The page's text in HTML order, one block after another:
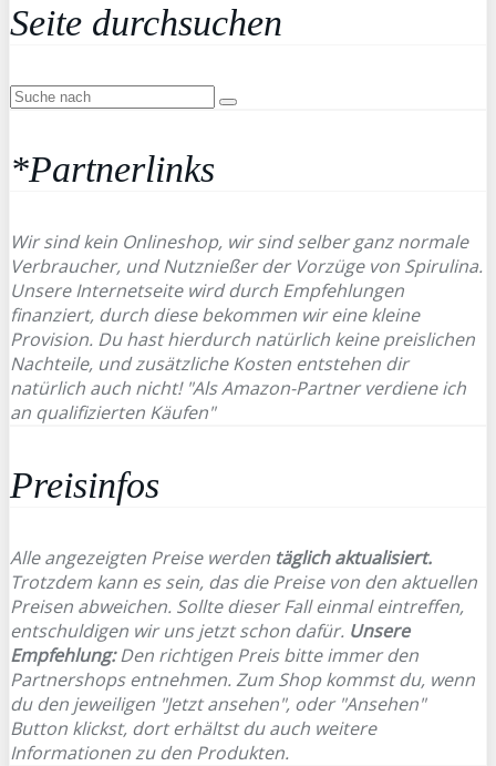
Seite durchsuchen
*Partnerlinks
Wir sind kein Onlineshop, wir sind selber ganz normale
Verbraucher, und Nutznießer der Vorzüge von Spirulina.
Unsere Internetseite wird durch Empfehlungen
finanziert, durch diese bekommen wir eine kleine
Provision. Du hast hierdurch natürlich keine preislichen
Nachteile, und zusätzliche Kosten entstehen dir
natürlich auch nicht! "Als Amazon-Partner verdiene ich
an qualifizierten Käufen"
Preisinfos
Alle angezeigten Preise werden täglich aktualisiert.
Trotzdem kann es sein, das die Preise von den aktuellen
Preisen abweichen. Sollte dieser Fall einmal eintreffen,
entschuldigen wir uns jetzt schon dafür. Unsere
Empfehlung:Den richtigen Preis bitte immer den
Partnershops entnehmen. Zum Shop kommst du, wenn
du den jeweiligen "Jetzt ansehen", oder "Ansehen"
Button klickst, dort erhältst du auch weitere
Informationen zu den Produkten.